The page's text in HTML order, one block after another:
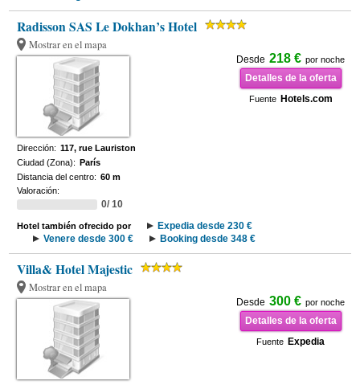
Radisson SAS Le Dokhan’s Hotel
Mostrar en el mapa
Desde 218 € por noche
Detalles de la oferta
Fuente Hotels.com
Dirección: 117, rue Lauriston
Ciudad (Zona): París
Distancia del centro: 60 m
Valoración:
0/ 10
Hotel también ofrecido por
Expedia desde 230 €
Venere desde 300 €
Booking desde 348 €
Villa& Hotel Majestic
Mostrar en el mapa
Desde 300 € por noche
Detalles de la oferta
Fuente Expedia